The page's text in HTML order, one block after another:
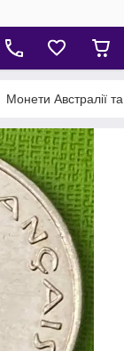
Монети Австралії